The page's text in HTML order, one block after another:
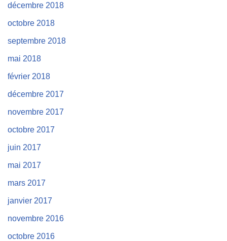
décembre 2018
octobre 2018
septembre 2018
mai 2018
février 2018
décembre 2017
novembre 2017
octobre 2017
juin 2017
mai 2017
mars 2017
janvier 2017
novembre 2016
octobre 2016